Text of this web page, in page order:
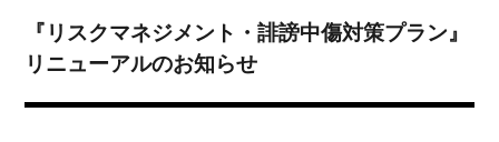
『リスクマネジメント・誹謗中傷対策プラン』
リニューアルのお知らせ